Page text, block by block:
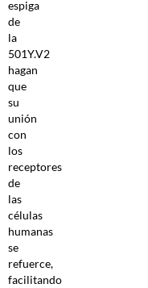
espiga
de
la
501Y.V2
hagan
que
su
unión
con
los
receptores
de
las
células
humanas
se
refuerce,
facilitando